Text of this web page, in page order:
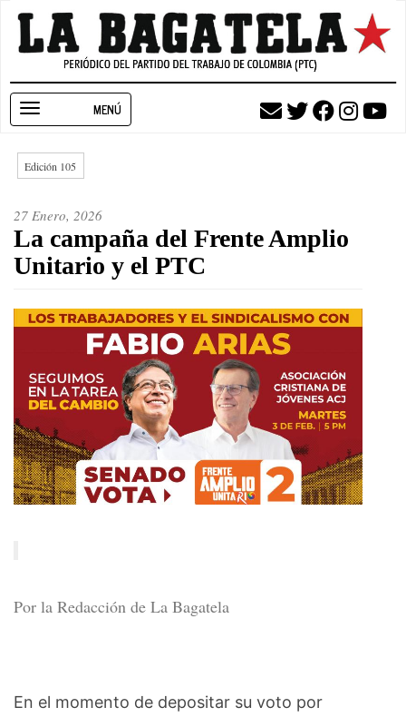
Pasar
contenido
navigation
Edición 105
27 Enero, 2026
La campaña del Frente Amplio
Unitario y el PTC
Por la Redacción de La Bagatela
En el momento de depositar su voto por